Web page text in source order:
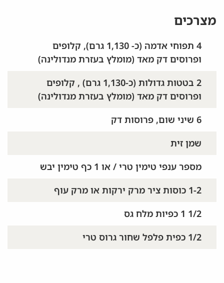
מצרכים
4 תפוחי אדמה (כ- 1,130 גרם), קלופים
ופרוסים דק מאד (מומלץ בעזרת מנדולינה)
2 בטטות גדולות (כ-1,130 גרם) , קלופים
ופרוסים דק מאד (מומלץ בעזרת מנדולינה)
6 שיני שום, פרוסות דק
שמן זית
מספר ענפי טימין טרי / או 1 כף טימין יבש
1-2 כוסות ציר מרק ירקות או מרק עוף
1/2 1 כפיות מלח גס
1/2 כפית פלפל שחור גרוס טרי